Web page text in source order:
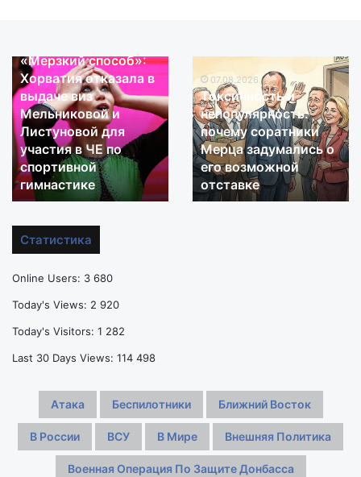
«Мерзкий
способ»:
Хорватия
отказала
в
выдаче
виз
Мельниковой
и
для
ЧЕ
по
гимнастике
«Мерзкий способ»:
Хорватия отказала в
выдаче виз
Мельниковой и
Листуновой для
участия в ЧЕ по
спортивной
гимнастике
и
непопулярность:
почему
соратники
Мерца
задумались
его
07.08.2026
Токсичность и
непопулярность:
почему соратники
Мерца задумались о
его возможной
отставке
Статистика
Online Users: 3 680
Today's Views: 2 920
Today's Visitors: 1 282
Last 30 Days Views: 114 498
Атака Беспилотники Ближний Восток
В России ВСУ В Мире Внешняя Политика
Военная Операция По Защите Донбасса